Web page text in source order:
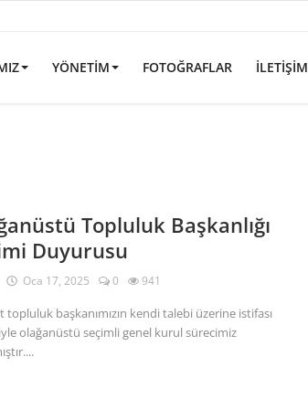
YÖNETIM FOTOĞRAFLAR İLETIŞIM
Topluluk Başkanlığı
Duyurusu
Oca 17, 2025 0 941
topluluk başkanımızın kendi talebi üzerine istifası
olağanüstü seçimli genel kurul sürecimiz